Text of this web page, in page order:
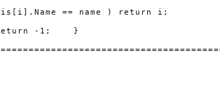
== name ) return i;
-1; }